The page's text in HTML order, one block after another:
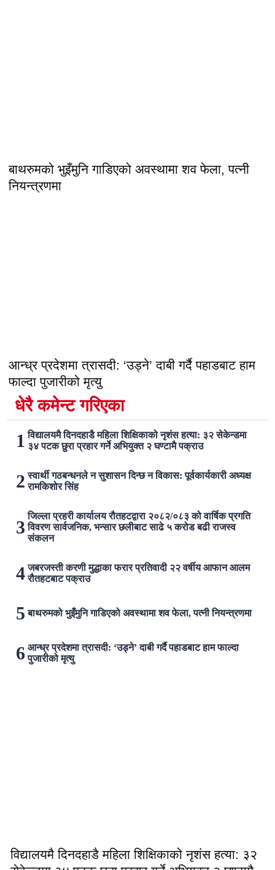
बाथरुमको भुइँमुनि गाडिएको अवस्थामा शव फेला, पत्नी
नियन्त्रणमा
आन्ध्र प्रदेशमा त्रासदी: ‘उड्ने’ दाबी गर्दै पहाडबाट हाम
फाल्दा पुजारीको मृत्यु
धेरै कमेन्ट गरिएका
विद्यालयमै दिनदहाडै महिला शिक्षिकाको नृशंस हत्या: ३२ सेकेन्डमा
३४ पटक छुरा प्रहार गर्ने अभियुक्त २ घण्टामै पक्राउ
स्वार्थी गठबन्धनले न सुशासन दिन्छ न विकास: पूर्वकार्यकारी अध्यक्ष
रामकिशोर सिंह ​
जिल्ला प्रहरी कार्यालय रौतहटद्वारा २०८२/०८३ को वार्षिक प्रगति
विवरण सार्वजनिक, भन्सार छलीबाट साढे ५ करोड बढी राजस्व
संकलन
जबरजस्ती करणी मुद्धाका फरार प्रतिवादी २२ वर्षीय आफान आलम
रौतहटबाट पक्राउ
बाथरुमको भुइँमुनि गाडिएको अवस्थामा शव फेला, पत्नी नियन्त्रणमा
आन्ध्र प्रदेशमा त्रासदी: ‘उड्ने’ दाबी गर्दै पहाडबाट हाम फाल्दा
पुजारीको मृत्यु
विद्यालयमै दिनदहाडै महिला शिक्षिकाको नृशंस हत्या: ३२